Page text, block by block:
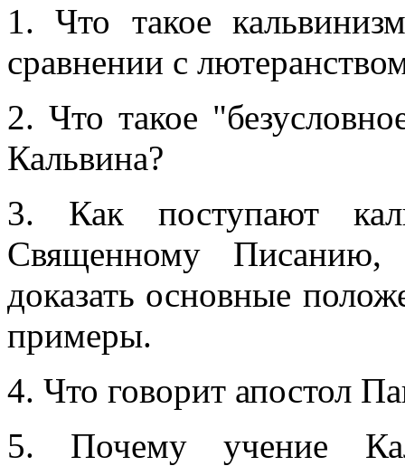
1. Что такое
сравнении с
2. Что такое
Кальвина?
3. Как поступают
Священному
доказать основные
примеры.
4. Что говорит апостол
5. Почему учение